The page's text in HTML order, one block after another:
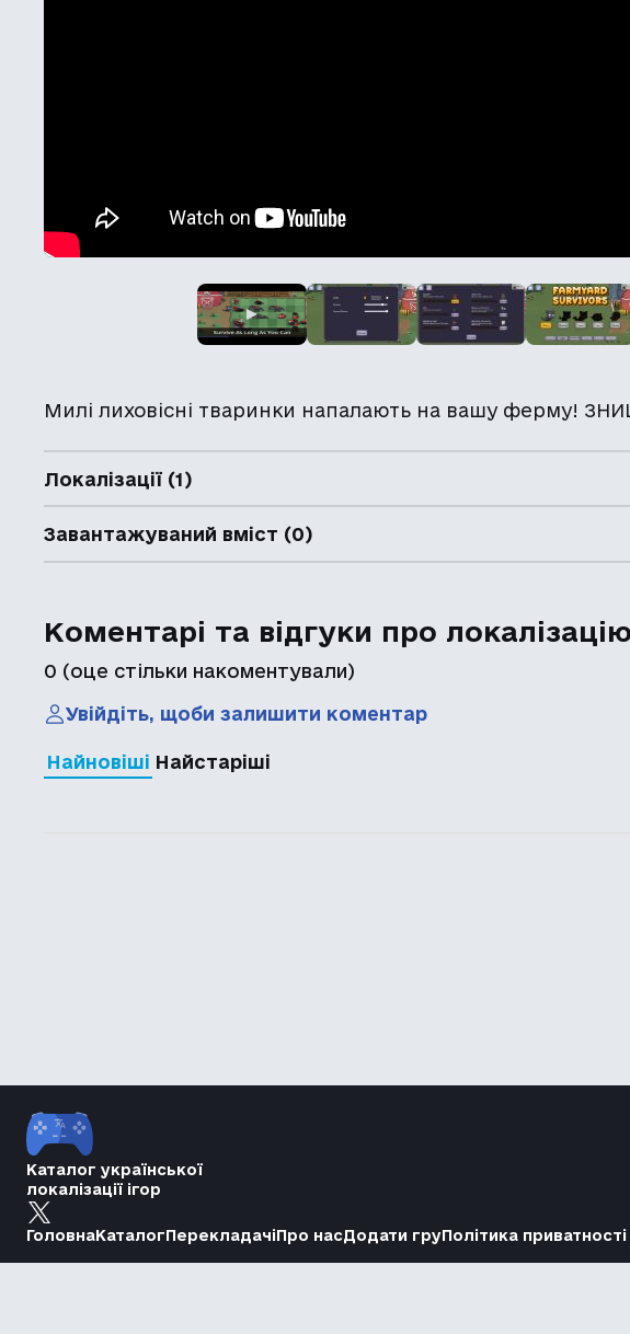
Милі лиховісні тваринки напалають на вашу ферму!
Локалізації (1)
Завантажуваний вміст (0)
Коментарі та відгуки про локалізацію
0 (оце стільки накоментували)
Увійдіть, щоби залишити коментар
Найновіші Найстаріші
Каталог української
локалізації ігор
ГоловнаКаталогПерекладачіПро насДодати груПолітика приватності